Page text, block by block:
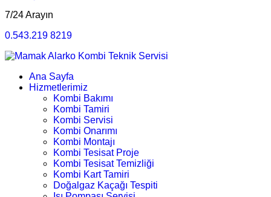
7/24 Arayın
0.543.219 8219
Ana Sayfa
Hizmetlerimiz
Kombi Bakımı
Kombi Tamiri
Kombi Servisi
Kombi Onarımı
Kombi Montajı
Kombi Tesisat Proje
Kombi Tesisat Temizliği
Kombi Kart Tamiri
Doğalgaz Kaçağı Tespiti